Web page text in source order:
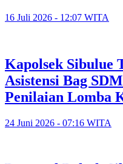
16 Juli 2026 - 12:07 WITA
Kapolsek Sibulue
Asistensi Bag
Penilaian Lomba
24 Juni 2026 - 07:16 WITA